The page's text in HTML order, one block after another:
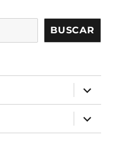
BUSCAR
expandir
el
menú
inferior
expandir
el
menú